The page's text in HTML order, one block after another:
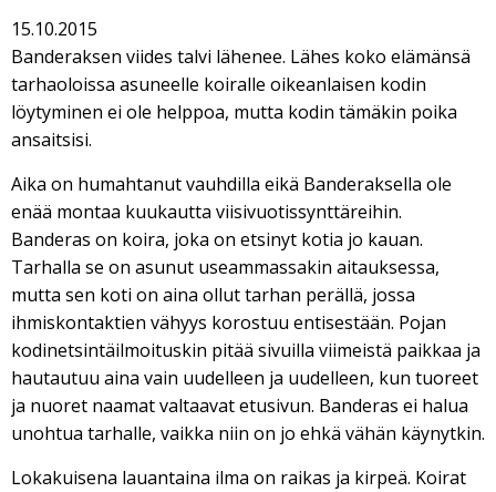
15.10.2015
Banderaksen viides talvi lähenee. Lähes koko elämänsä
tarhaoloissa asuneelle koiralle oikeanlaisen kodin
löytyminen ei ole helppoa, mutta kodin tämäkin poika
ansaitsisi.
Aika on humahtanut vauhdilla eikä Banderaksella ole
enää montaa kuukautta viisivuotissynttäreihin.
Banderas on koira, joka on etsinyt kotia jo kauan.
Tarhalla se on asunut useammassakin aitauksessa,
mutta sen koti on aina ollut tarhan perällä, jossa
ihmiskontaktien vähyys korostuu entisestään. Pojan
kodinetsintäilmoituskin pitää sivuilla viimeistä paikkaa ja
hautautuu aina vain uudelleen ja uudelleen, kun tuoreet
ja nuoret naamat valtaavat etusivun. Banderas ei halua
unohtua tarhalle, vaikka niin on jo ehkä vähän käynytkin.
Lokakuisena lauantaina ilma on raikas ja kirpeä. Koirat